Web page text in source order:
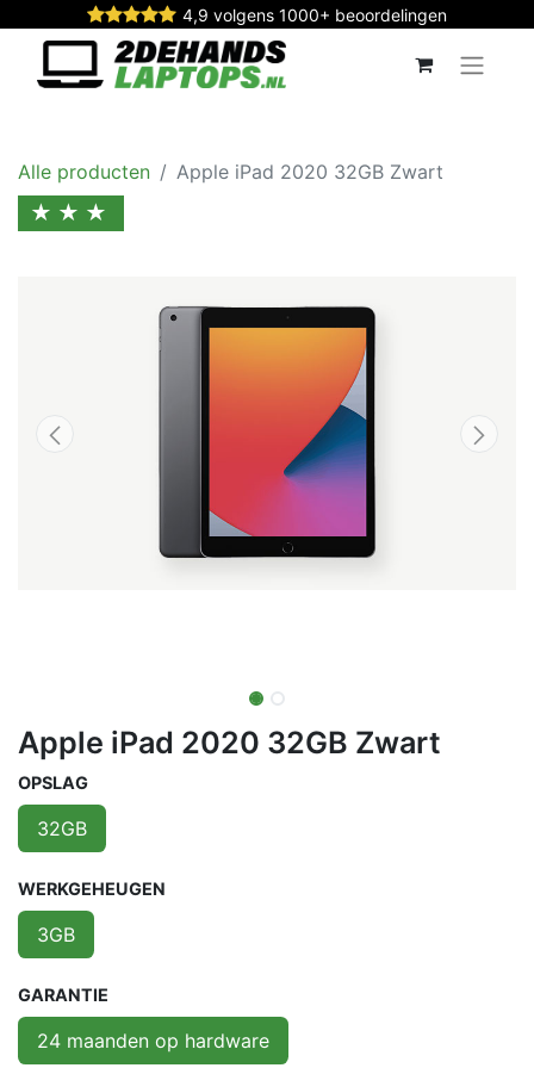
4,9 volgens 1000+ beoordelingen
Alle producten Apple iPad 2020 32GB Zwart
★★★
Apple iPad 2020 32GB Zwart
OPSLAG
32GB
WERKGEHEUGEN
3GB
GARANTIE
24 maanden op hardware